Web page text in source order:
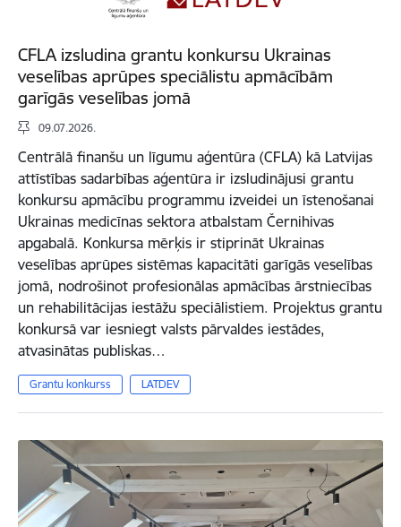
CFLA izsludina grantu konkursu Ukrainas
veselības aprūpes speciālistu apmācībām
garīgās veselības jomā
09.07.2026.
Centrālā finanšu un līgumu aģentūra (CFLA) kā Latvijas
attīstības sadarbības aģentūra ir izsludinājusi grantu
konkursu apmācību programmu izveidei un īstenošanai
Ukrainas medicīnas sektora atbalstam Černihivas
apgabalā. Konkursa mērķis ir stiprināt Ukrainas
veselības aprūpes sistēmas kapacitāti garīgās veselības
jomā, nodrošinot profesionālas apmācības ārstniecības
un rehabilitācijas iestāžu speciālistiem. Projektus grantu
konkursā var iesniegt valsts pārvaldes iestādes,
atvasinātas publiskas…
Grantu konkurss LATDEV